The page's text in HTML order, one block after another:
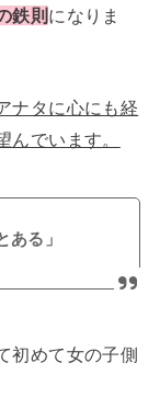
鉄則 になりま
ナタに心にも経
でいます。
ある」
初めて女の子側